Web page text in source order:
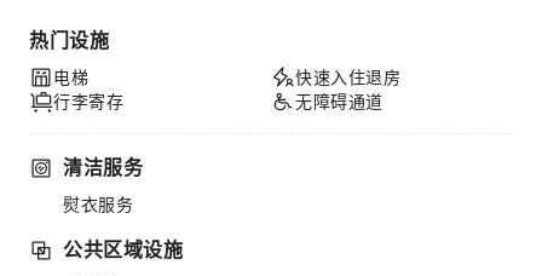
热门设施
电梯
行李寄存
快速入住退房
无障碍通道
清洁服务
熨衣服务
公共区域设施